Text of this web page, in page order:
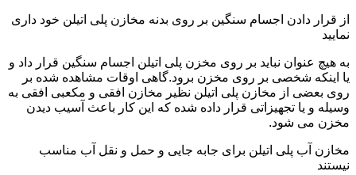
از قرار دادن اجسام سنگین بر روی بدنه مخازن پلی اتیلن خود داری
نمایید
به هیچ عنوان نباید بر روی مخزن پلی اتیلن اجسام سنگین قرار داد و
یا اینکه شخصی بر روی مخزن برود.گاهی اوقات مشاهده شده بر
روی بعضی از مخازن پلی اتیلن نظیر مخازن افقی و مکعبی افقی به
وسیله و یا تجهیزاتی قرار داده شده که این کار باعث آسیب دیدن
مخزن می شود.
مخازن آب پلی اتیلن برای جابه جایی و حمل و نقل آب مناسب
نیستند